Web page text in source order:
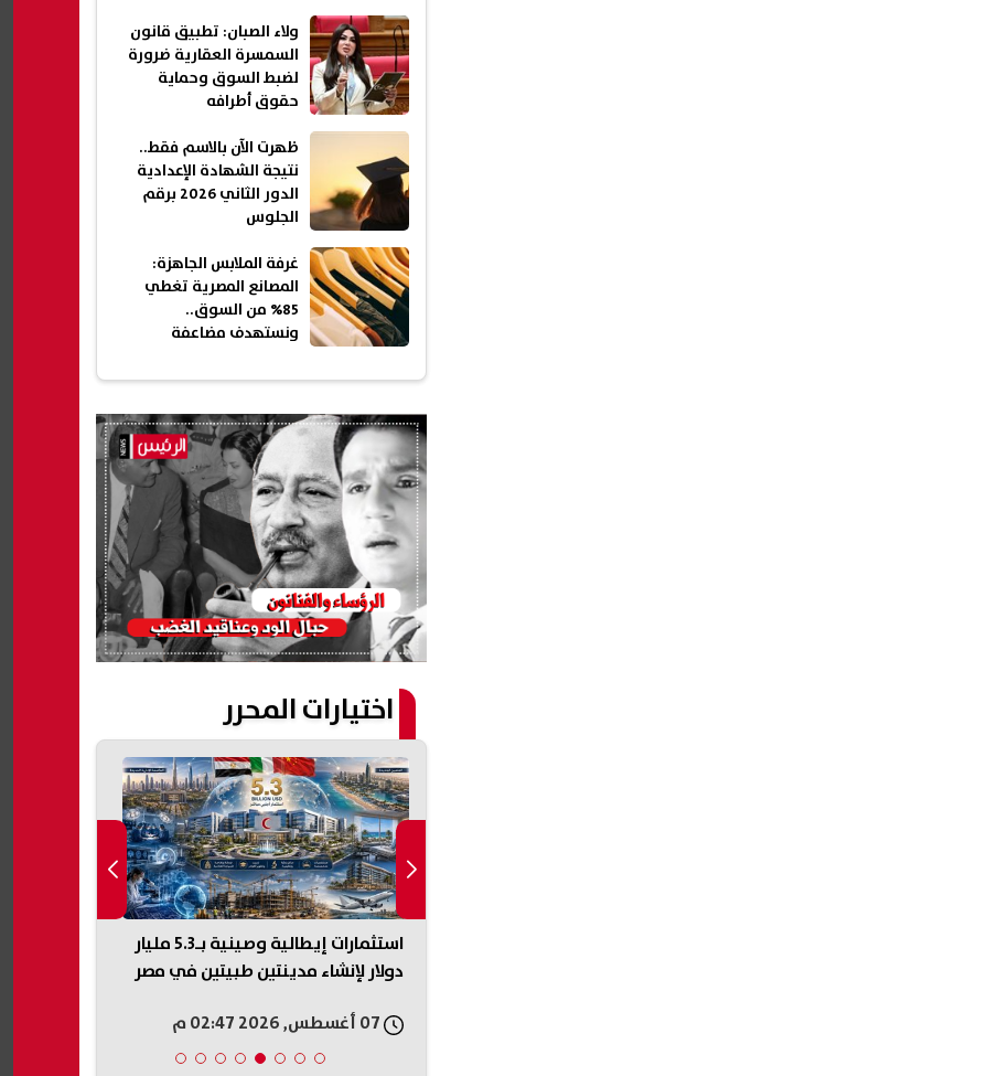
ولاء الصبان: تطبيق قانون
السمسرة العقارية ضرورة
لضبط السوق وحماية
حقوق أطرافه
ظهرت الآن بالاسم فقط..
نتيجة الشهادة الإعدادية
الدور الثاني 2026 برقم
الجلوس
غرفة الملابس الجاهزة:
المصانع المصرية تغطي
85% من السوق..
ونستهدف مضاعفة
اختيارات المحرر
استثمارات إيطالية وصينية بـ5.3 مليار
دولار لإنشاء مدينتين طبيتين في مصر